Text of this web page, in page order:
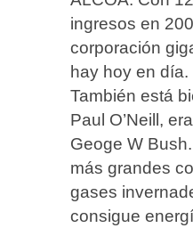
ingresos en
corporación
hay hoy en día.
También está
Paul O’Neill,
Geoge W
más grandes
gases
consigue